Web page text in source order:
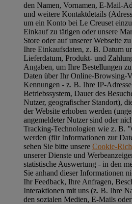
den Namen, Vornamen, E-Mail-
und weitere Kontaktdetails
um ein Konto bei Le Creuset
Einkauf zu tätigen oder unsere
Store oder auf unserer Webseite
Ihre Einkaufsdaten, z. B. Datum
Lieferdatum, Produkt- und
Angaben, um Ihre Bestellungen
Daten über Ihr Online-Browsing-
Kennungen - z. B. Ihre IP-
Betriebssystem, Dauer des
Nutzer, geografischer Standort),
der Website erhoben werden
angemeldeter Nutzer sind oder
Tracking-Technologien wie z. B.
werden (für Informationen zur
sehen Sie bitte unsere Cookie-
unserer Dienste und
statistische Auswertung - in den
Sie anhand dieser Informationen
Ihr Feedback, Ihre Anfragen,
Interaktionen mit uns (z. B. Ihre
den sozialen Medien, E-Mails